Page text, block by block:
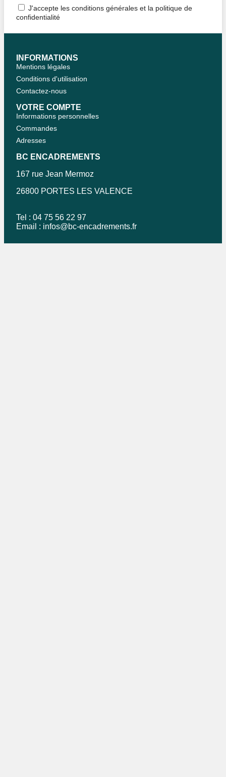
J'accepte les conditions générales et la politique de
confidentialité
INFORMATIONS
Mentions légales
Conditions d'utilisation
Contactez-nous
VOTRE COMPTE
Informations personnelles
Commandes
Adresses
BC ENCADREMENTS
167 rue Jean Mermoz
26800 PORTES LES VALENCE
Tel : 04 75 56 22 97
Email : infos@bc-encadrements.fr